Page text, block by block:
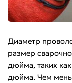
Диаметр
размер
дюйма, таких
дюйма. Чем